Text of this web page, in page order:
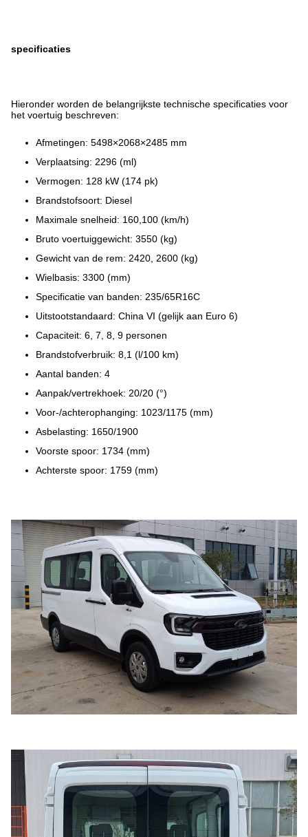
specificaties
Hieronder worden de belangrijkste technische specificaties voor
het voertuig beschreven:
Afmetingen: 5498×2068×2485 mm
Verplaatsing: 2296 (ml)
Vermogen: 128 kW (174 pk)
Brandstofsoort: Diesel
Maximale snelheid: 160,100 (km/h)
Bruto voertuiggewicht: 3550 (kg)
Gewicht van de rem: 2420, 2600 (kg)
Wielbasis: 3300 (mm)
Specificatie van banden: 235/65R16C
Uitstootstandaard: China VI (gelijk aan Euro 6)
Capaciteit: 6, 7, 8, 9 personen
Brandstofverbruik: 8,1 (l/100 km)
Aantal banden: 4
Aanpak/vertrekhoek: 20/20 (°)
Voor-/achterophanging: 1023/1175 (mm)
Asbelasting: 1650/1900
Voorste spoor: 1734 (mm)
Achterste spoor: 1759 (mm)